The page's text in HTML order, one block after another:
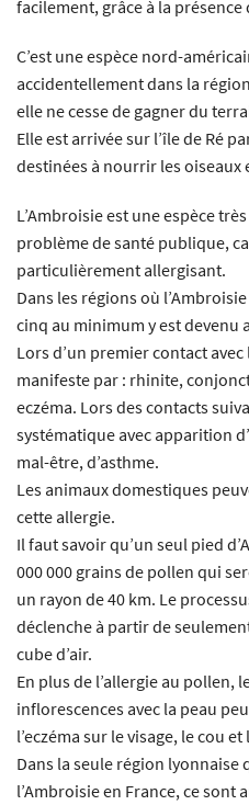
facilement, grâce à la
C’est une espèce nord-
accidentellement dans la
elle ne cesse de gagner du
Elle est arrivée sur l’île de Ré
destinées à nourrir les oiseaux
L’Ambroisie est une espèce très
problème de santé publique,
particulièrement allergisant.
Dans les régions où
cinq au minimum y est
Lors d’un premier contact avec
manifeste par : rhinite,
eczéma. Lors des contacts
systématique avec apparition
mal-être, d’asthme.
Les animaux domestiques
cette allergie.
Il faut savoir qu’un seul pied
000 000 grains de pollen qui
un rayon de 40 km. Le
déclenche à partir de
cube d’air.
En plus de l’allergie au pollen,
inflorescences avec la peau
l’eczéma sur le visage, le cou et
Dans la seule région lyonnaise
l’Ambroisie en France, ce sont